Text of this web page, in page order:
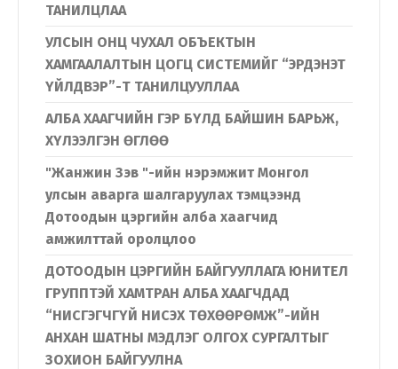
ТАНИЛЦЛАА
УЛСЫН ОНЦ ЧУХАЛ ОБЪЕКТЫН
ХАМГААЛАЛТЫН ЦОГЦ СИСТЕМИЙГ “ЭРДЭНЭТ
ҮЙЛДВЭР”-Т ТАНИЛЦУУЛЛАА
АЛБА ХААГЧИЙН ГЭР БҮЛД БАЙШИН БАРЬЖ,
ХҮЛЭЭЛГЭН ӨГЛӨӨ
"Жанжин Зэв "-ийн нэрэмжит Монгол
улсын аварга шалгаруулах тэмцээнд
Дотоодын цэргийн алба хаагчид
амжилттай оролцлоо
ДОТООДЫН ЦЭРГИЙН БАЙГУУЛЛАГА ЮНИТЕЛ
ГРУППТЭЙ ХАМТРАН АЛБА ХААГЧДАД
“НИСГЭГЧГҮЙ НИСЭХ ТӨХӨӨРӨМЖ”-ИЙН
АНХАН ШАТНЫ МЭДЛЭГ ОЛГОХ СУРГАЛТЫГ
ЗОХИОН БАЙГУУЛНА